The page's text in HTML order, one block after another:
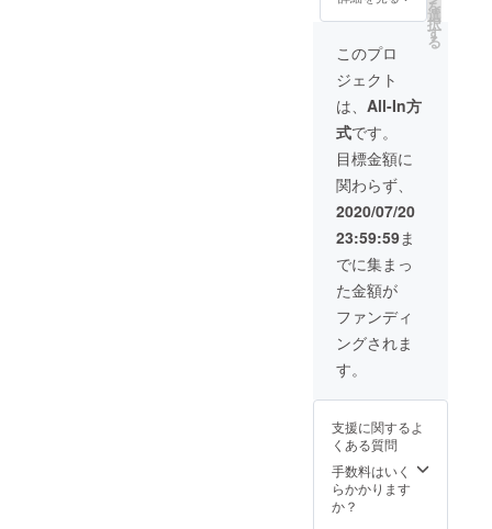
作り、
試食し
て持ち
帰り 場
所はお
店で、
交通費
滞在費
は自己
負担で
お願い
しま
す。 基
本は定
休日の
水曜日
※他の曜
日も要
相談 日
程は個
予約お
ます。
※有効期
限は
2023年
7月末ま
を
選
択
す
る
このプロ
ジェクト
は、 All-In方
式です。
目標金額に
関わらず、
2020/07/20
23:59:59ま
でに集まっ
た金額が
ファンディ
ングされま
す。
支援に関するよ
くある質問
手数料はいく
らかかります
か？